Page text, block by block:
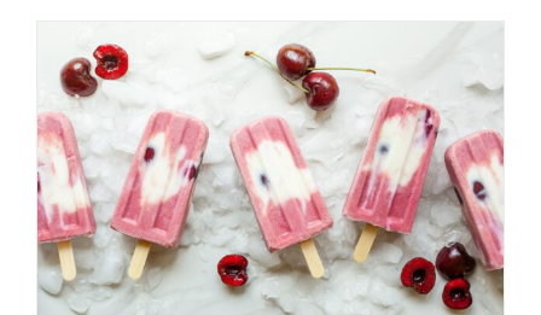
7 tipů na možnosti využití proteinu